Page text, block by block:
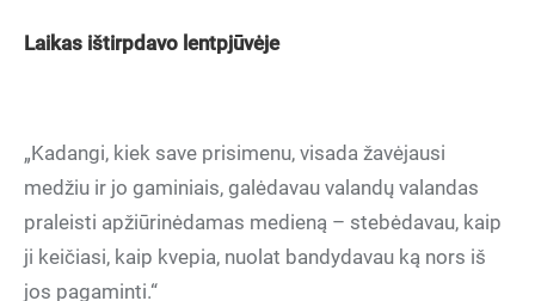
Laikas ištirpdavo lentpjūvėje
„Kadangi, kiek save prisimenu, visada žavėjausi
medžiu ir jo gaminiais, galėdavau valandų valandas
praleisti apžiūrinėdamas medieną – stebėdavau, kaip
ji keičiasi, kaip kvepia, nuolat bandydavau ką nors iš
jos pagaminti.“